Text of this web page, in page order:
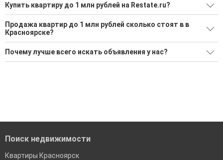
Купить квартиру до 1 млн рублей на Restate.ru?
Ищите, как Купить квартиру до 1 млн рублей?
2 актуальных и проверенных объявления
Воспользуйтесь нашим поиском по новостройкам, для
Продажа квартир до 1 млн рублей сколько стоят в в
Красноярске?
Средняя площадь: 58.9 кв.м.
Почему лучше всего искать объявления у нас?
Поиск недвижимости
Квартиры Красноярск